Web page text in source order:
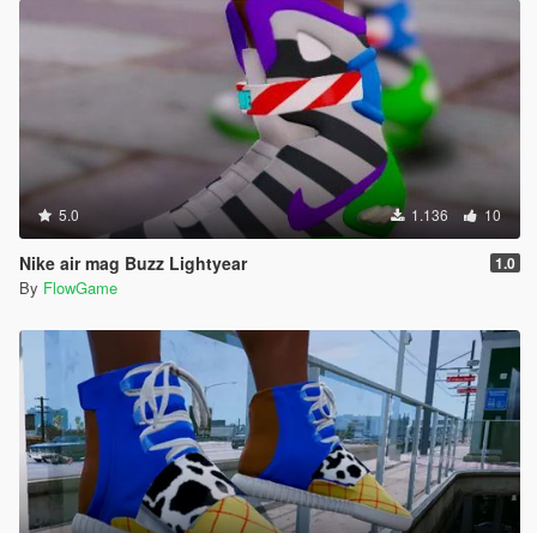
5.0 1.136 10
Nike air mag Buzz Lightyear 1.0
By FlowGame